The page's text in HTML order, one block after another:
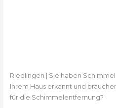
Riedlingen | Sie haben
Ihrem Haus erkannt und
für die Schimmelentfernung?